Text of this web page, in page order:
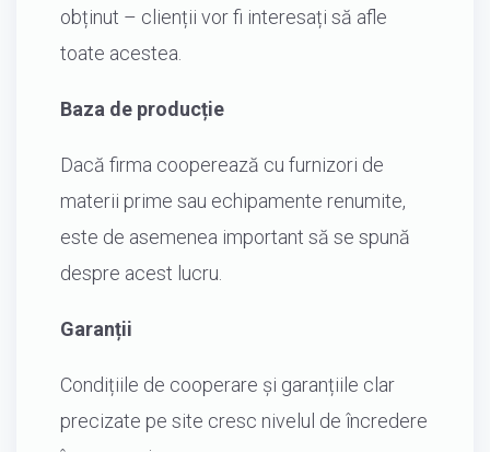
obținut – clienții vor fi interesați să afle
toate acestea.
Baza de producție
Dacă firma cooperează cu furnizori de
materii prime sau echipamente renumite,
este de asemenea important să se spună
despre acest lucru.
Garanții
Condițiile de cooperare și garanțiile clar
precizate pe site cresc nivelul de încredere